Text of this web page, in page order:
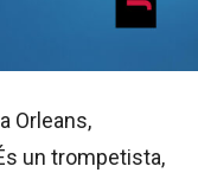
Orleans,
un trompetista,